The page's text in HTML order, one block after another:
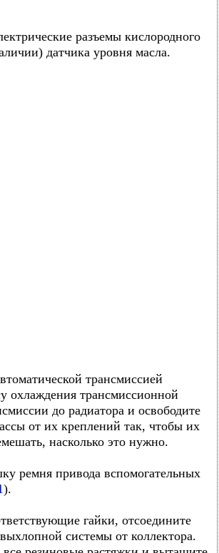
разъемы кислородного
датчика уровня масла.
трансмиссией
охлаждения трансмиссионной
до радиатора и освободите
от их креплений так, чтобы их
насколько это нужно.
ремня привода вспомогательных
).
гайки, отсоедините
системы от коллектора.